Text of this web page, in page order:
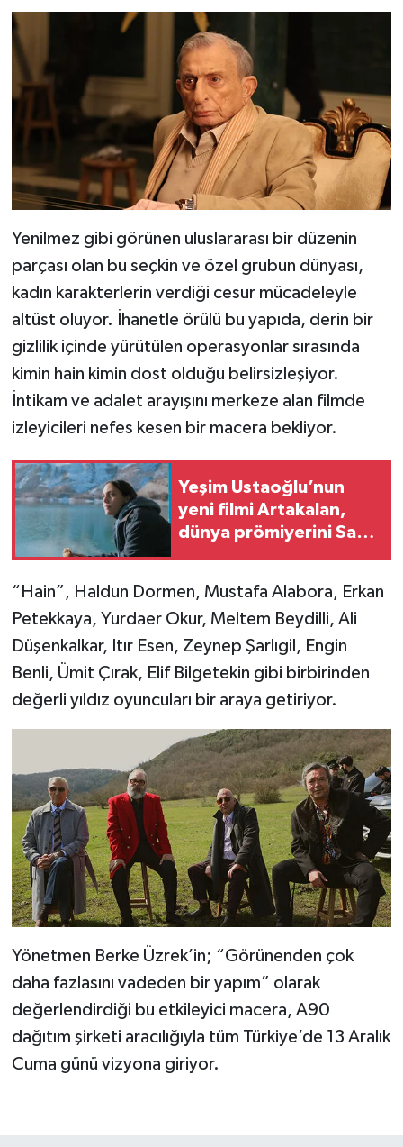
Yenilmez gibi görünen uluslararası bir düzenin
parçası olan bu seçkin ve özel grubun dünyası,
kadın karakterlerin verdiği cesur mücadeleyle
altüst oluyor. İhanetle örülü bu yapıda, derin bir
gizlilik içinde yürütülen operasyonlar sırasında
kimin hain kimin dost olduğu belirsizleşiyor.
İntikam ve adalet arayışını merkeze alan filmde
izleyicileri nefes kesen bir macera bekliyor.
Yeşim Ustaoğlu’nun
yeni filmi Artakalan,
dünya prömiyerini San
“Hain”, Haldun Dormen, Mustafa Alabora, Erkan
Petekkaya, Yurdaer Okur, Meltem Beydilli, Ali
Düşenkalkar, Itır Esen, Zeynep Şarlıgil, Engin
Benli, Ümit Çırak, Elif Bilgetekin gibi birbirinden
değerli yıldız oyuncuları bir araya getiriyor.
Yönetmen Berke Üzrek’in; “Görünenden çok
daha fazlasını vadeden bir yapım” olarak
değerlendirdiği bu etkileyici macera, A90
dağıtım şirketi aracılığıyla tüm Türkiye’de 13 Aralık
Cuma günü vizyona giriyor.